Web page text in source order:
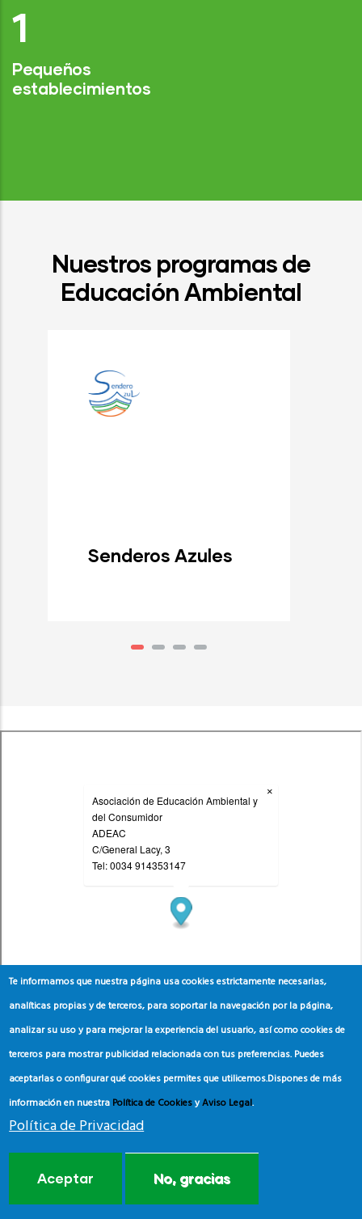
1
Pequeños
establecimientos
Nuestros programas de
Educación Ambiental
Senderos Azules
Te informamos que nuestra página usa cookies estrictamente necesarias,
analíticas propias y de terceros, para soportar la navegación por la página,
analizar su uso y para mejorar la experiencia del usuario, así como cookies de
terceros para mostrar publicidad relacionada con tus preferencias. Puedes
aceptarlas o configurar qué cookies permites que utilicemos.Dispones de más
información en nuestra Política de CookiesyAviso Legal.
Política de Privacidad
Aceptar No, gracias